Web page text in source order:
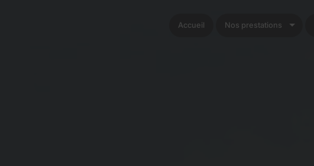
Accueil Nos prestations